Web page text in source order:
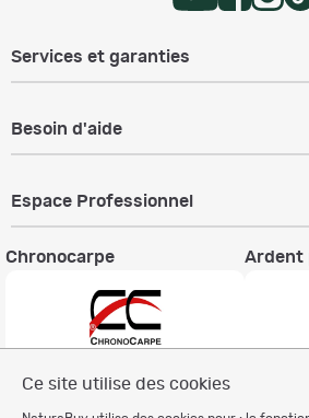
Ce site utilise des cookies
Services et garanties
Besoin d'aide
Espace Professionnel
Chronocarpe Ardent